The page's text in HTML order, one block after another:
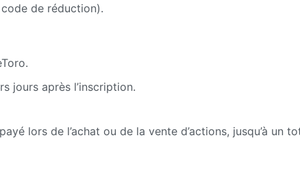
code de réduction).
jours après l’inscription.
lors de l’achat ou de la vente d’actions, jusqu’à un